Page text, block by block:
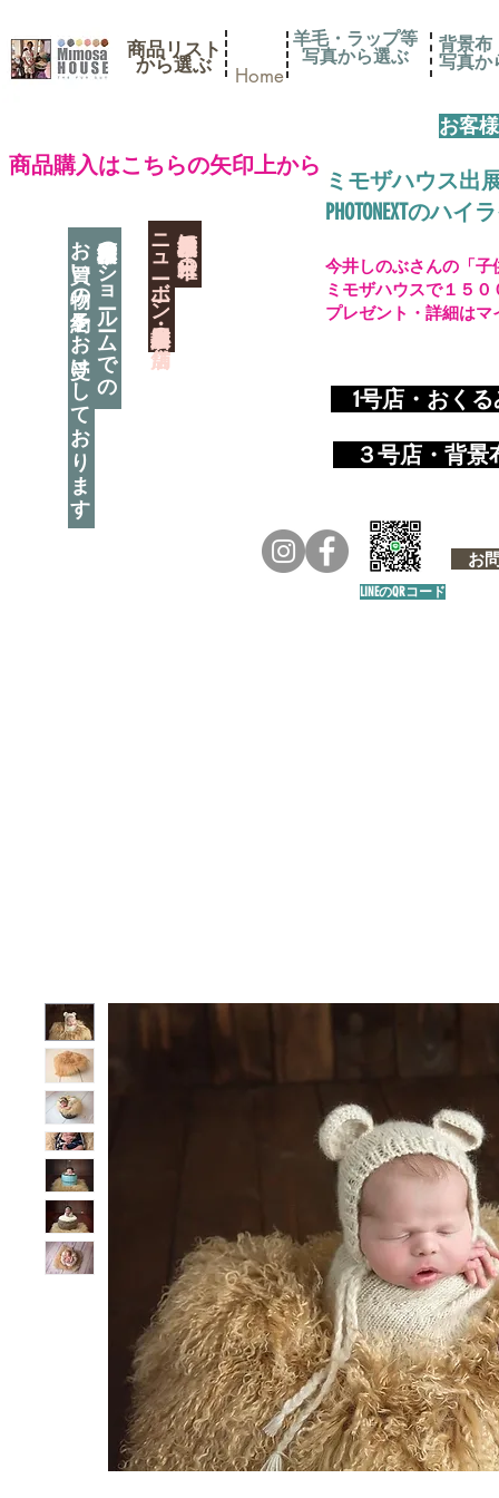
商品リスト
​から選ぶ Home
​商品購入はこちらの矢印上から
神奈川県相模原市に日本唯一の
​ニューボーン撮影用小道具店・３店舗
羊毛・ラップ等
写真から選ぶ
背景布
写真か
お客
ミモザハウス出
PHOTONEXTのハ
神奈川県相模原市のショールームでの
お買い物の予約をお受けしております 1号店・おく
​ ３号店・背
お
今井しのぶさんの「
ミモザハウスで１５
プレゼント・詳細は
LINEのQRコード